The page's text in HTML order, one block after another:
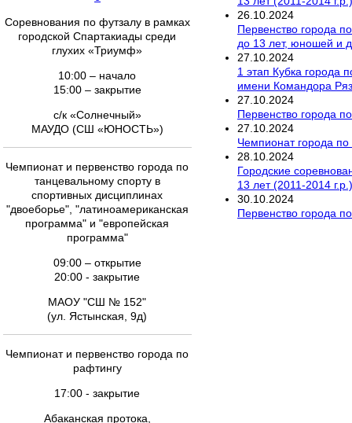
Соревнования по футзалу в рамках
городской Спартакиады среди
глухих «Триумф»
10:00 – начало
15:00 – закрытие
с/к «Солнечный»
МАУДО (СШ «ЮНОСТЬ»)
Чемпионат и первенство города по
танцевальному спорту в
спортивных дисциплинах
"двоеборье", "латиноамериканская
программа" и "европейская
программа"
09:00 – открытие
20:00 - закрытие
МАОУ "СШ № 152"
(ул. Ястынская, 9д)
Чемпионат и первенство города по
рафтингу
17:00 - закрытие
Абаканская протока,
26 10 2024
Первенство города
до 13 лет, юношей и
27 10 2024
1 этап Кубка города
имени Командора
27 10 2024
Первенство города
27 10 2024
Чемпионат города
28 10 2024
Городские
13 лет (2011-2014
30 10 2024
Первенство города